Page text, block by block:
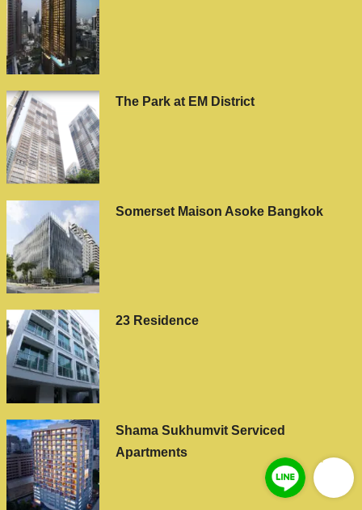
The Park at EM District
Somerset Maison Asoke Bangkok
23 Residence
Shama Sukhumvit Serviced
Apartments